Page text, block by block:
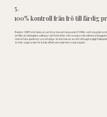
5.
100% kontroll från frö till färdig
Bakom SRI81 står Ixoreal, samma hus som skapade KSM66 – och i dag den
certifierat ekologiska odlingar och fortsätter i deras egna
rotens fulla spektrum av naturliga ämnen bevaras i ett lättupptagligt
är helt avgörande för både effekt och säkerhet i varje kapsel.